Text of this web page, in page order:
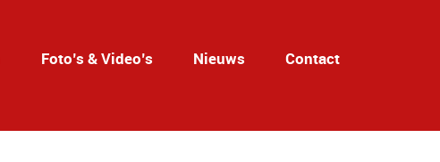
Foto’s & Video’s Nieuws Contact